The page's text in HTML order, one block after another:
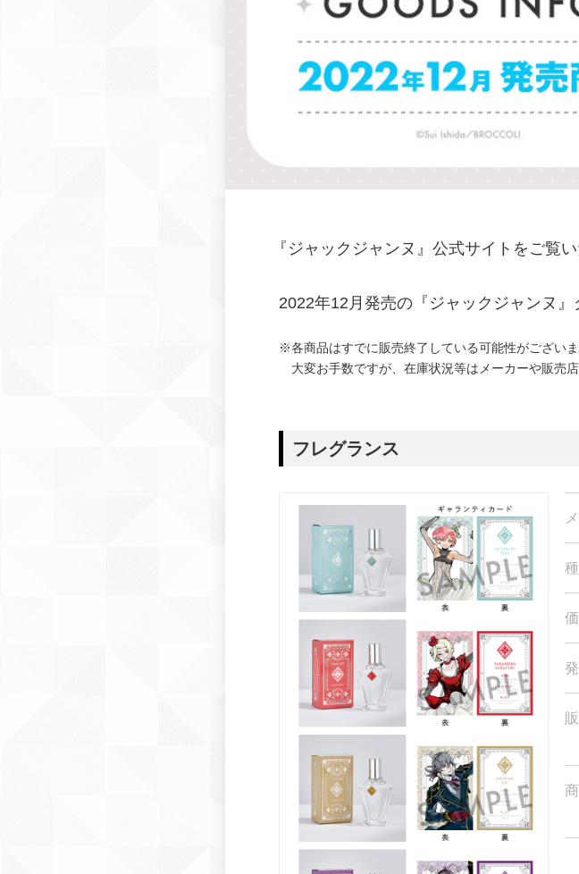
『 ジャックジャンヌ 』公式サイトをご覧
2022年12月発売の『ジャックジャンヌ』
※各商品はすでに販売終了している可能性がございま
大変お手数ですが、在庫状況等はメーカーや販売
フレグランス